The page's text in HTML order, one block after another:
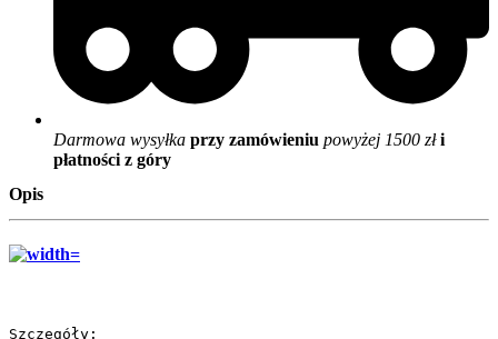
Darmowa wysyłka przy zamówieniu powyżej 1500 złi
płatności z góry
Opis
Szczegóły: